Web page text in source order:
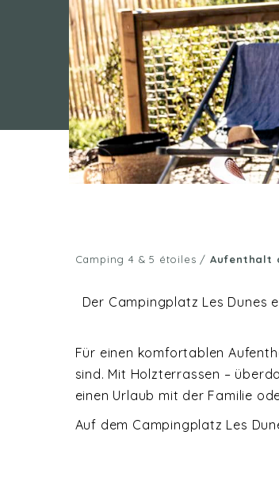
Camping 4 & 5 étoiles / Aufenthalt
Der Campingplatz Les Dunes
Für einen komfortablen
sind. Mit Holzterrassen –
einen Urlaub mit der Familie
Auf dem Campingplatz Les